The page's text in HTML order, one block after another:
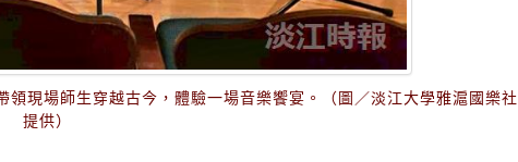
現場師生穿越古今，體驗一場音樂饗宴。（圖／淡江大學雅滬國樂社
提供）